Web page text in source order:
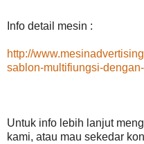
Info detail mesin :
http://
sablon-multifiungsi-
Untuk info lebih lanjut
kami, atau mau sekedar